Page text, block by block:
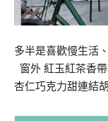
多半是喜歡慢生活
窗外 紅玉紅茶香
杏仁巧克力甜連結